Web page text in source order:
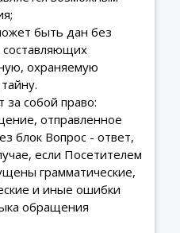
быть дан без
охраняемую
за собой право:
отправленное
блок Вопрос - ответ,
если Посетителем
грамматические,
и иные ошибки
обращения